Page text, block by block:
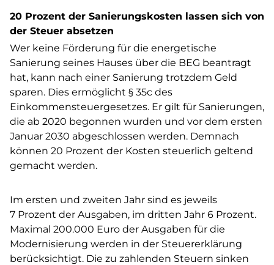
20 Prozent der Sanierungskosten lassen sich von
der Steuer absetzen
Wer keine Förderung für die energetische
Sanierung seines Hauses über die BEG beantragt
hat, kann nach einer Sanierung trotzdem Geld
sparen. Dies ermöglicht § 35c des
Einkommensteuergesetzes. Er gilt für Sanierungen,
die ab 2020 begonnen wurden und vor dem ersten
Januar 2030 abgeschlossen werden. Demnach
können 20 Prozent der Kosten steuerlich geltend
gemacht werden.
Im ersten und zweiten Jahr sind es jeweils
7 Prozent der Ausgaben, im dritten Jahr 6 Prozent.
Maximal 200.000 Euro der Ausgaben für die
Modernisierung werden in der Steuererklärung
berücksichtigt. Die zu zahlenden Steuern sinken